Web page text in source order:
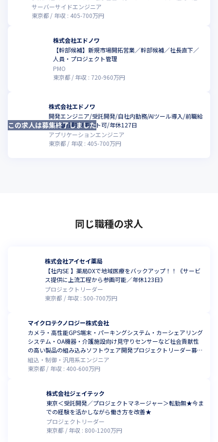
推進中！
サーバーサイドエンジニア
東京都
年収 : 405-700万円
株式会社エドノワ
【幹部候補】新規市場開拓営業／幹部候補／社長直下／
人員・プロジェクト管理
PMO
東京都
年収 : 720-960万円
株式会社エドノワ
開発エンジニア/受託開発/自社内勤務/AIツール導入/前職給
与保証/週3リモート可/年休127日
アプリケーションエンジニア
東京都
年収 : 405-700万円
この求人は募集終了しました
同じ職種の求人
株式会社アイセイ薬局
【社内SE 】薬局DXで地域医療をバックアップ！！《サービ
ス提供に上流工程から参画可能／年休123日》
プロジェクトリーダー
東京都
年収 :500-700万円
マイクロテクノロジー株式会社
カメラ・高性能GPS端末・パーキングシステム・カーシェアリング
システム・OA機器・介護施設向け見守りセンサーなど社会貢献性
の高い製品の組み込みソフトウェア開発プロジェクトリーダー募集
◆《在宅勤務&フレックスタイム制あり》《年間休日126日》
組込・制御・汎用系エンジニア
東京都
年収 : 400-600万円
株式会社ジェイテック
東京＜受託開発／プロジェクトマネージャー＞転勤無★今ま
での経験を活かしながら働き方を改善★
プロジェクトリーダー
東京都
年収 : 800-1200万円